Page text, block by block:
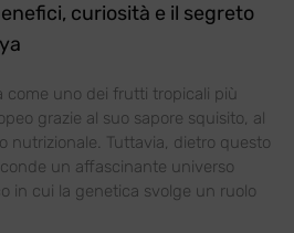
curiosità e il segreto
come uno dei frutti tropicali più
grazie al suo sapore squisito, al
nutrizionale. Tuttavia, dietro questo
un affascinante universo
in cui la genetica svolge un ruolo